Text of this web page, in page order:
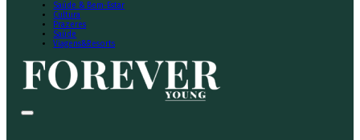
Saúde & Bem-Estar
Cultura
Prazeres
Saúde
Viagens&Resorts